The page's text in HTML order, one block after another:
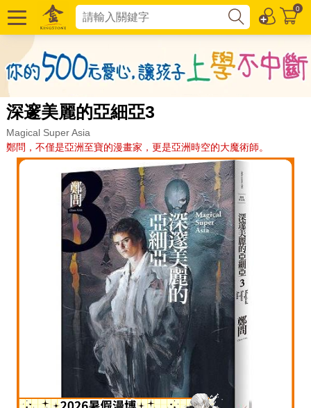
0
深邃美麗的亞細亞3
Magical Super Asia
鄭問，不僅是亞洲至寶的漫畫家，更是亞洲時空的大魔術師。